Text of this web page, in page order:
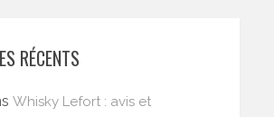
RÉCENTS
Whisky Lefort : avis et